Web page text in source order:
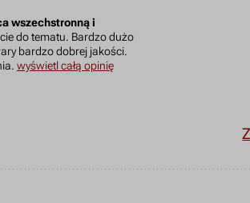
wszechstronną i
do tematu. Bardzo dużo
bardzo dobrej jakości.
wyświetl całą opinię